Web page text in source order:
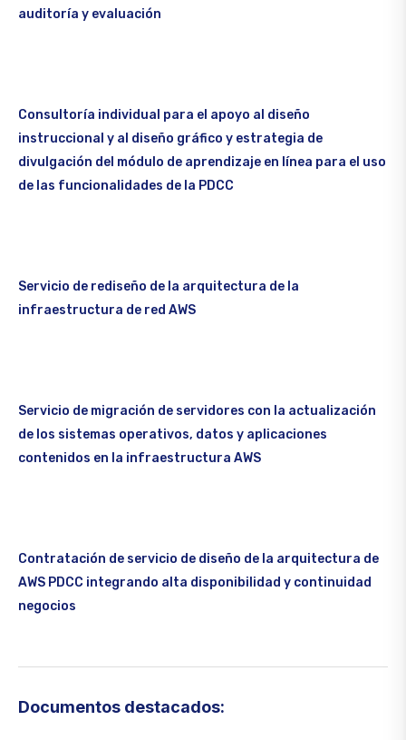
auditoría y evaluación
Consultoría individual para el apoyo al diseño
instruccional y al diseño gráfico y estrategia de
divulgación del módulo de aprendizaje en línea para el uso
de las funcionalidades de la PDCC
Servicio de rediseño de la arquitectura de la
infraestructura de red AWS
Servicio de migración de servidores con la actualización
de los sistemas operativos, datos y aplicaciones
contenidos en la infraestructura AWS
Contratación de servicio de diseño de la arquitectura de
AWS PDCC integrando alta disponibilidad y continuidad
negocios
Documentos destacados: